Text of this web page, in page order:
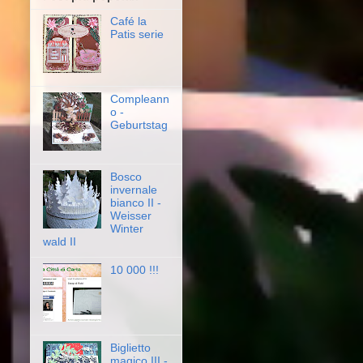
Café la
Patis serie
Compleann
o -
Geburtstag
Bosco
invernale
bianco II -
Weisser
Winter
wald II
10 000 !!!
Biglietto
magico III -